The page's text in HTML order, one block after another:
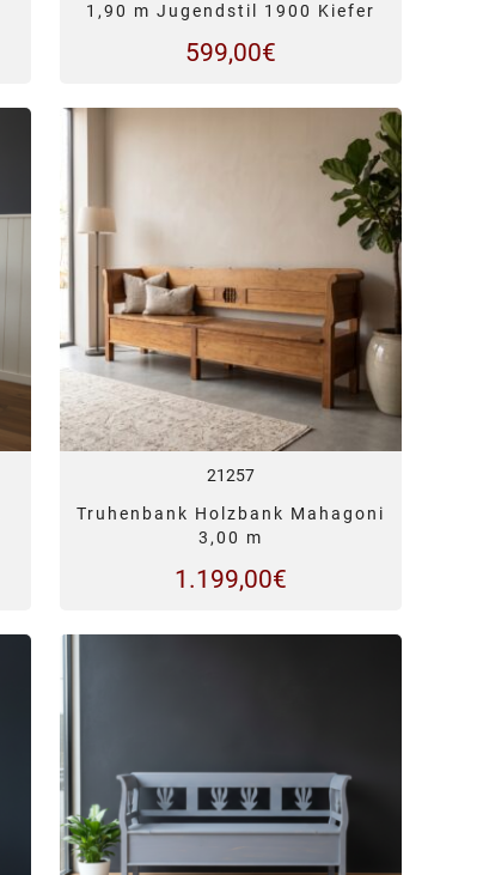
1,90 m Jugendstil 1900 Kiefer
599,00€
21257
Truhenbank Holzbank Mahagoni
3,00 m
1.199,00€